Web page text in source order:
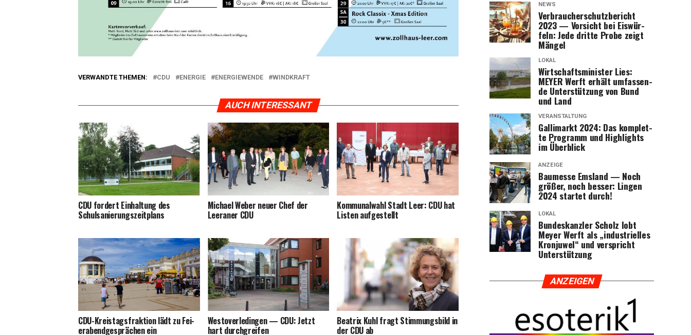
VERWANDTE THEMEN: CDU ENERGIE ENERGIEWENDE WINDKRAFT
AUCH INTERESSANT
CDU for­dert Ein­hal­tung des
Schulsanierungszeitplans
Micha­el Weber neu­er Chef der
Leera­ner CDU
Kom­mu­nal­wahl Stadt Leer: CDU hat
Lis­ten aufgestellt
CDU-Kreis­tags­frak­ti­on lädt zu Fei­
er­abend­ge­sprä­chen ein
Wes­t­ov­er­le­din­gen — CDU: Jetzt
hart durchgreifen
Bea­trix Kuhl fragt Stim­mungs­bild in
der CDU ab
NEWS
Ver­brau­cher­schutz­be­richt
2023 — Vor­sicht bei Eis­wür­
feln: Jede drit­te Pro­be zeigt
Mängel
LOKAL
Wirt­schafts­mi­nis­ter Lies:
MEYER Werft erhält umfas­sen­
de Unter­stüt­zung von Bund
und Land
VERANSTALTUNG
Gal­li­markt 2024: Das kom­plet­
te Pro­gramm und High­lights
im Überblick
ANZEIGE
Bau­mes­se Ems­land — Noch
grö­ßer, noch bes­ser: Lin­gen
2024 star­tet durch!
LOKAL
Bun­des­kanz­ler Scholz lobt
Mey­er Werft als „indus­tri­el­les
Kron­ju­wel“ und ver­spricht
Unterstützung
ANZEI­GEN